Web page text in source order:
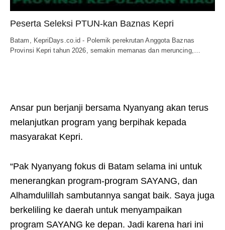
Peserta Seleksi PTUN-kan Baznas Kepri
Batam, KepriDays.co.id - Polemik perekrutan Anggota Baznas
Provinsi Kepri tahun 2026, semakin memanas dan meruncing,…
Ansar pun berjanji bersama Nyanyang akan terus
melanjutkan program yang berpihak kepada
masyarakat Kepri.
“Pak Nyanyang fokus di Batam selama ini untuk
menerangkan program-program SAYANG, dan
Alhamdulillah sambutannya sangat baik. Saya juga
berkeliling ke daerah untuk menyampaikan
program SAYANG ke depan. Jadi karena hari ini